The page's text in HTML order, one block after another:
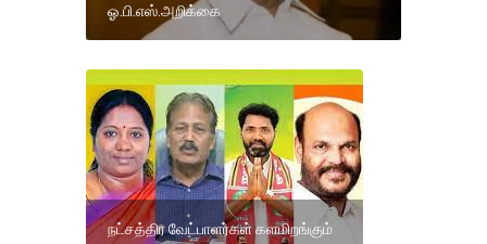
ஓ.பி.எஸ்.அறிக்கை
நட்சத்திர வேட்பாளர்கள் களமிறங்கும்